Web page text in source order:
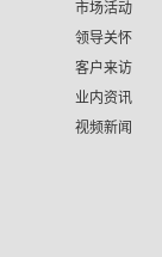
市场活动
领导关怀
客户来访
业内资讯
视频新闻